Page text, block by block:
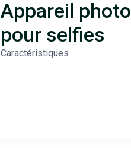
Appareil photo
pour selfies
Caractéristiques